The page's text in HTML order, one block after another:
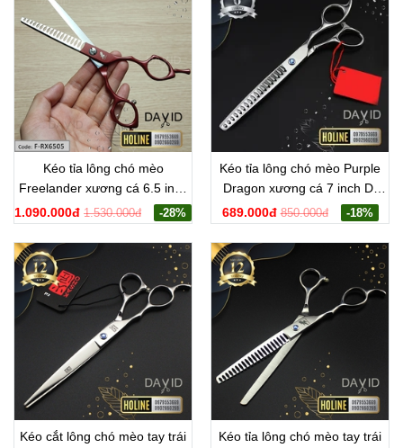
Kéo tỉa lông chó mèo
Freelander xương cá 6.5 inch
F-RX6505
1.090.000đ 1.530.000đ -28%
Kéo tỉa lông chó mèo Purple
Dragon xương cá 7 inch D-
RX7003
689.000đ 850.000đ -18%
Kéo cắt lông chó mèo tay trái
Kéo tỉa lông chó mèo tay trái